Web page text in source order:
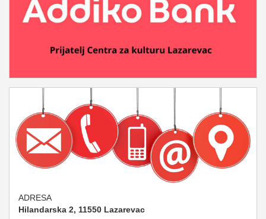
ADRESA
Hilandarska 2, 11550 Lazarevac